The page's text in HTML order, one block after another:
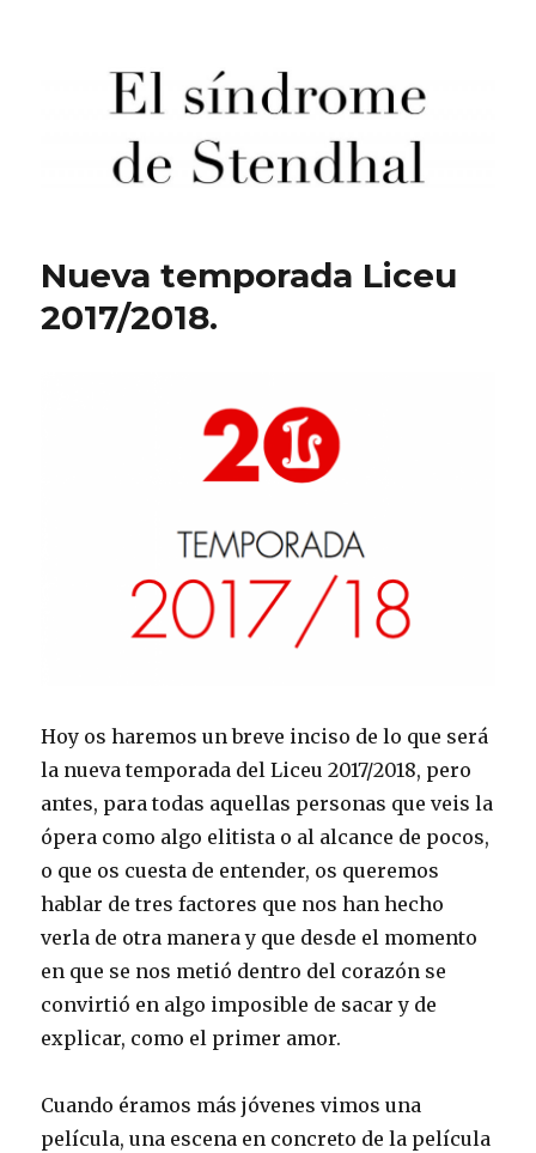
El síndrome de Stendhal
Nueva temporada Liceu
2017/2018.
Hoy os haremos un breve inciso de lo que será
la nueva temporada del Liceu 2017/2018, pero
antes, para todas aquellas personas que veis la
ópera como algo elitista o al alcance de pocos,
o que os cuesta de entender, os queremos
hablar de tres factores que nos han hecho
verla de otra manera y que desde el momento
en que se nos metió dentro del corazón se
convirtió en algo imposible de sacar y de
explicar, como el primer amor.
Cuando éramos más jóvenes vimos una
película, una escena en concreto de la película